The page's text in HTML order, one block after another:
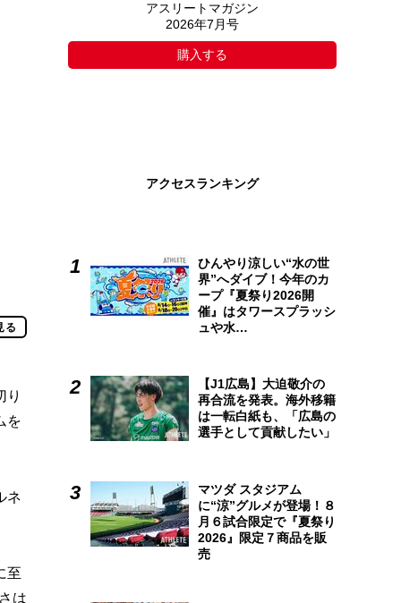
る
り
を
ネ
至
は
アスリートマガジン
2026年7月号
購入する
アクセスランキング
ひんやり涼しい“水の世
界”へダイブ！今年のカ
ープ『夏祭り2026開
催』はタワースプラッシ
ュや水…
【J1広島】大迫敬介の
再合流を発表。海外移籍
は一転白紙も、「広島の
選手として貢献したい」
マツダ スタジアム
に“涼”グルメが登場！８
月６試合限定で『夏祭り
2026』限定７商品を販
売